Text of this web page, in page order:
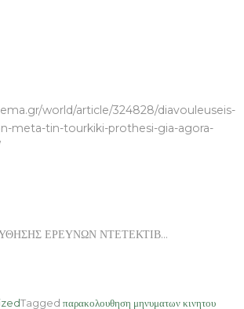
world/article/324828/diavouleuseis-
meta-tin-tourkiki-prothesi-gia-agora-
ΕΡΕΥΝΩΝ ΝΤΕΤΕΚΤΙΒ…
Tagged παρακολουθηση μηνυματων κινητου